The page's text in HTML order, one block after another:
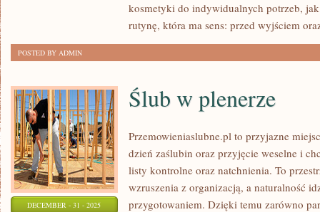
kosmetyki do indywidualnych potrzeb, jak
rutynę, która ma sens: przed wyjściem
POSTED BY ADMIN
DECEMBER - 31 - 2025
Ślub w plenerze
Przemowieniaslubne.pl to przyjazne
dzień zaślubin oraz przyjęcie weselne i
listy kontrolne oraz natchnienia. To
wzruszenia z organizacją, a naturalność
przygotowaniem. Dzięki temu zarówno